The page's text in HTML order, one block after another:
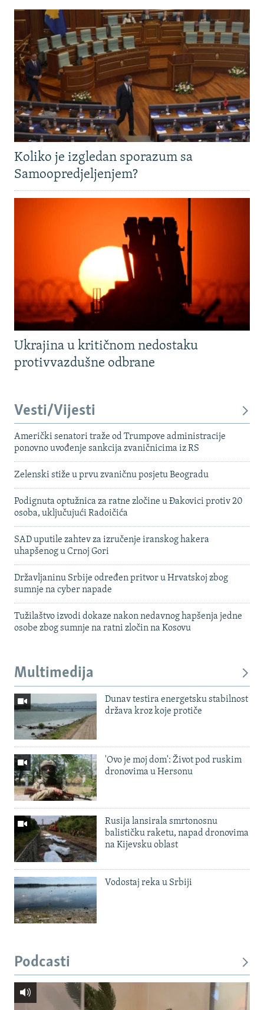
Koliko je izgledan sporazum sa
Samoopredjeljenjem?
Ukrajina u kritičnom nedostaku
protivvazdušne odbrane
Vesti/Vijesti
Američki senatori traže od Trumpove administracije
ponovno uvođenje sankcija zvaničnicima iz RS
Zelenski stiže u prvu zvaničnu posjetu Beogradu
Podignuta optužnica za ratne zločine u Đakovici protiv 20
osoba, uključujući Radoičića
SAD uputile zahtev za izručenje iranskog hakera
uhapšenog u Crnoj Gori
Državljaninu Srbije određen pritvor u Hrvatskoj zbog
sumnje na cyber napade
Tužilaštvo izvodi dokaze nakon nedavnog hapšenja jedne
osobe zbog sumnje na ratni zločin na Kosovu
Multimedija
Dunav testira energetsku stabilnost
država kroz koje protiče
'Ovo je moj dom': Život pod ruskim
dronovima u Hersonu
Rusija lansirala smrtonosnu
balističku raketu, napad dronovima
na Kijevsku oblast
Vodostaj reka u Srbiji
Podcasti